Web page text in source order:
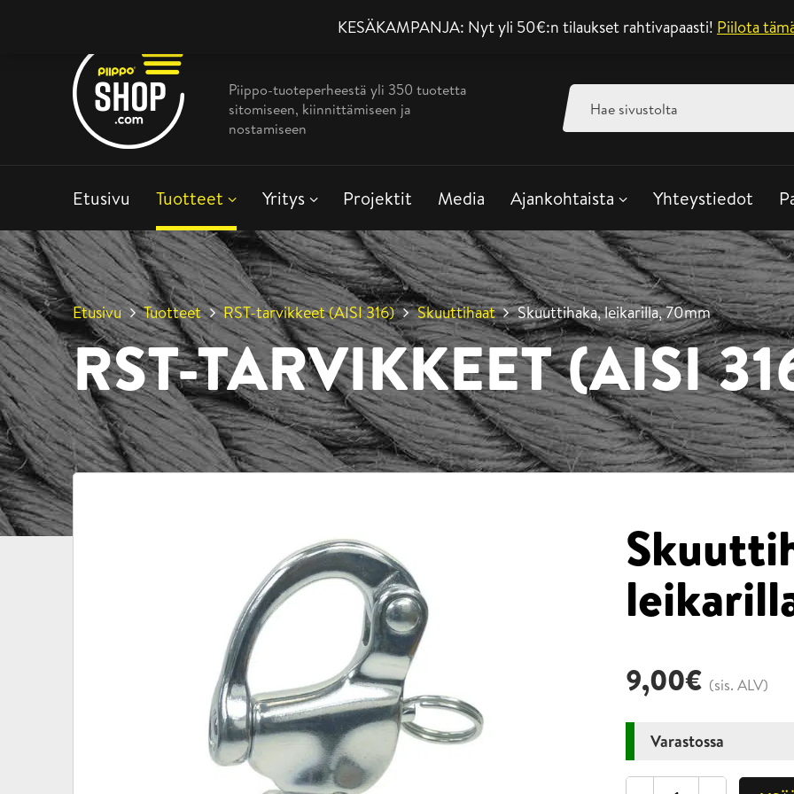
KESÄKAMPANJA: Nyt yli 50€:n tilaukset rahtivapaasti! Piilota
Asiakaspalvelu
Piippo-tuoteperheestä yli 350 tuotetta
sitomiseen, kiinnittämiseen ja
nostamiseen
Haku:
Etusivu Tuotteet Yritys Projektit Media Ajankohtaista Yhteystiedot
Etusivu Tuotteet RST-tarvikkeet (AISI 316) Skuuttihaat Skuuttihaka, leikarilla, 70mm
RST-TARVIKKEET (AISI
9,00€ (sis. ALV)
Varastossa
Skuuttihaka,